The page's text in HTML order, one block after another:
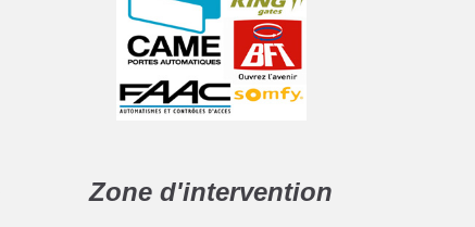
Zone d'intervention